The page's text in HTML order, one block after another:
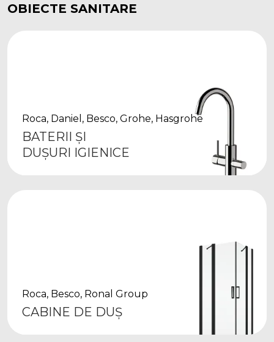
OBIECTE SANITARE
Roca, Daniel, Besco, Grohe, Hasgrohe
BATERII ȘI
DUȘURI IGIENICE
Roca, Besco, Ronal Group
CABINE DE DUȘ